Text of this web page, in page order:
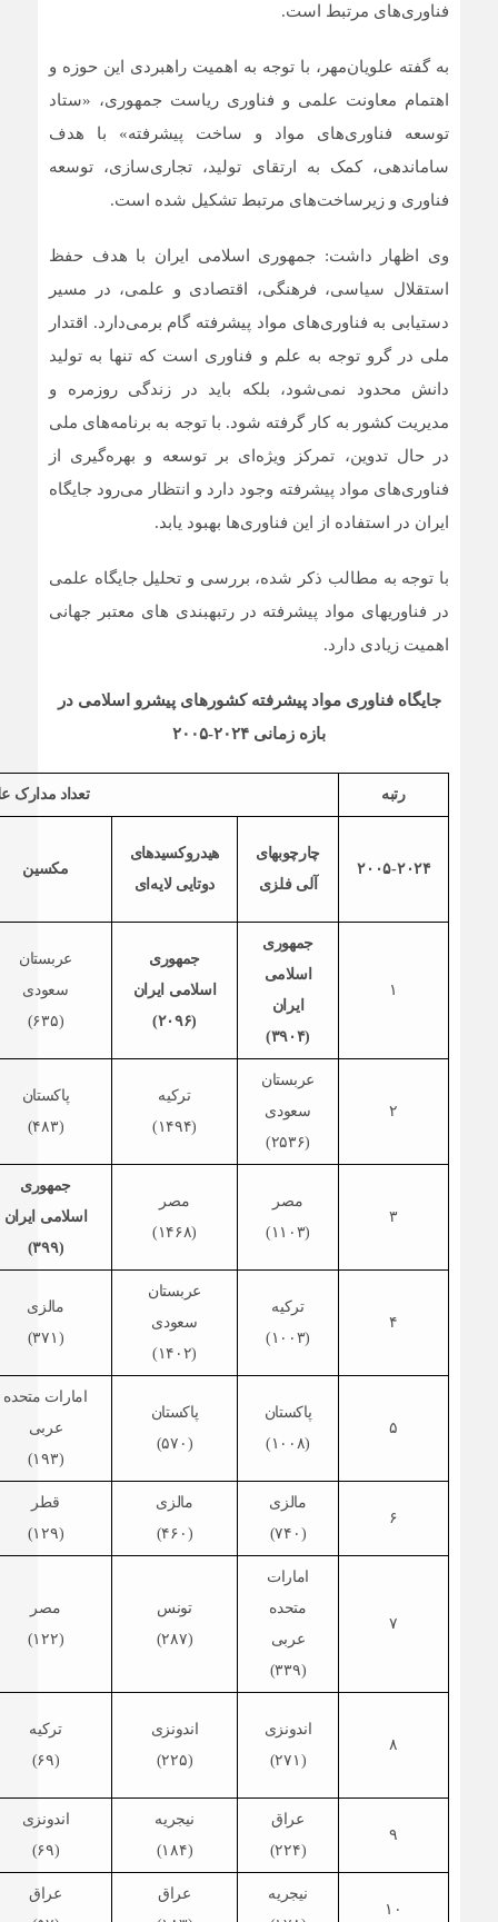
فناوری‌های مرتبط است.
به گفته علویان‌مهر، با توجه به اهمیت راهبردی این حوزه و
اهتمام معاونت علمی و فناوری ریاست جمهوری، «ستاد
توسعه فناوری‌های مواد و ساخت پیشرفته» با هدف
ساماندهی، کمک به ارتقای تولید، تجاری‌سازی، توسعه
فناوری و زیرساخت‌های مرتبط تشکیل شده است.
وی اظهار داشت: جمهوری اسلامی ایران با هدف حفظ
استقلال سیاسی، فرهنگی، اقتصادی و علمی، در مسیر
دستیابی به فناوری‌های مواد پیشرفته گام برمی‌دارد. اقتدار
ملی در گرو توجه به علم و فناوری است که تنها به تولید
دانش محدود نمی‌شود، بلکه باید در زندگی روزمره و
مدیریت کشور به کار گرفته شود. با توجه به برنامه‌های ملی
در حال تدوین، تمرکز ویژه‌ای بر توسعه و بهره‌گیری از
فناوری‌های مواد پیشرفته وجود دارد و انتظار می‌رود جایگاه
ایران در استفاده از این فناوری‌ها بهبود یابد.
با توجه به مطالب ذکر شده، بررسی و تحلیل جایگاه علمی
در فناوریهای مواد پیشرفته در رتبهبندی های معتبر جهانی
اهمیت زیادی دارد.
جایگاه فناوری مواد پیشرفته کشورهای پیشرو اسلامی در
بازه زمانی ۲۰۲۴-۲۰۰۵
رتبه تعداد مدارک
۲۰۰۵-۲۰۲۴
چارچوبهای
آلی فلزی
هیدروکسیدهای
دوتایی لایه‌ای
مکسین
۱
جمهوری
اسلامی
ایران
(۳۹۰۴)
جمهوری
اسلامی ایران
(۲۰۹۶)
عربستان
سعودی
(۶۳۵)
۲
عربستان
سعودی
(۲۵۳۶)
ترکیه
(۱۴۹۴)
پاکستان
(۴۸۳)
۳
مصر
(۱۱۰۳)
مصر
(۱۴۶۸)
جمهوری
اسلامی ایران
(۳۹۹)
۴
ترکیه
(۱۰۰۳)
عربستان
سعودی
(۱۴۰۲)
مالزی
(۳۷۱)
۵
پاکستان
(۱۰۰۸)
پاکستان
(۵۷۰)
امارات متحده
عربی
(۱۹۳)
۶
مالزی
(۷۴۰)
مالزی
(۴۶۰)
قطر
(۱۲۹)
۷
امارات
متحده
عربی
(۳۳۹)
تونس
(۲۸۷)
مصر
(۱۲۲)
۸
اندونزی
(۲۷۱)
اندونزی
(۲۲۵)
ترکیه
(۶۹)
۹
عراق
(۲۲۴)
نیجریه
(۱۸۴)
اندونزی
(۶۹)
۱۰
نیجریه
عراق
عراق